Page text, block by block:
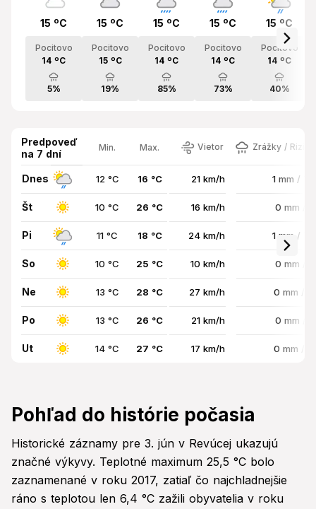
15 ºC
Pocitovo
14 ºC
5%
15 ºC
Pocitovo
15 ºC
19%
15 ºC
Pocitovo
14 ºC
85%
15 ºC
Pocitovo
14 ºC
73%
15 ºC
Pocitovo
14 ºC
40%
Predpoveď
na 7 dní
Min. Max. Vietor Zrážky /
Dnes 12 °C 16 °C 21 km/h 1 mm /
Št 10 °C 26 °C 16 km/h 0 mm /
Pi 11 °C 18 °C 24 km/h 1 mm /
So 10 °C 25 °C 10 km/h 0 mm /
Ne 13 °C 28 °C 27 km/h 0 mm /
Po 13 °C 26 °C 21 km/h 0 mm /
Ut 14 °C 27 °C 17 km/h 0 mm /
Pohľad do histórie počasia
Historické záznamy pre 3. jún v Revúcej ukazujú
značné výkyvy. Teplotné maximum 25,5 °C bolo
zaznamenané v roku 2017, zatiaľ čo najchladnejšie
ráno s teplotou len 6,4 °C zažili obyvatelia v roku